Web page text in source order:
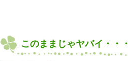
このままじゃヤバイ・・・